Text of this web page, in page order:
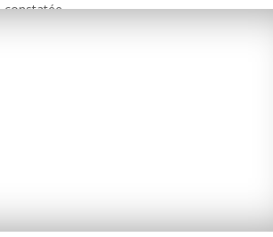
constatée.
19 bassines en projet dont 2 en